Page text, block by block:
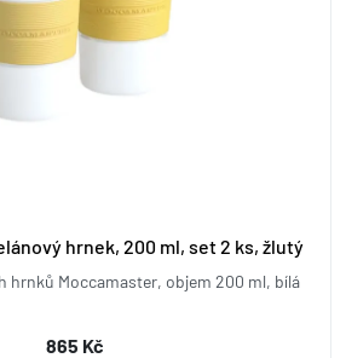
hrnek, 200 ml, set 2 ks, žlutý
hrnků Moccamaster, objem 200 ml, bílá
865 Kč